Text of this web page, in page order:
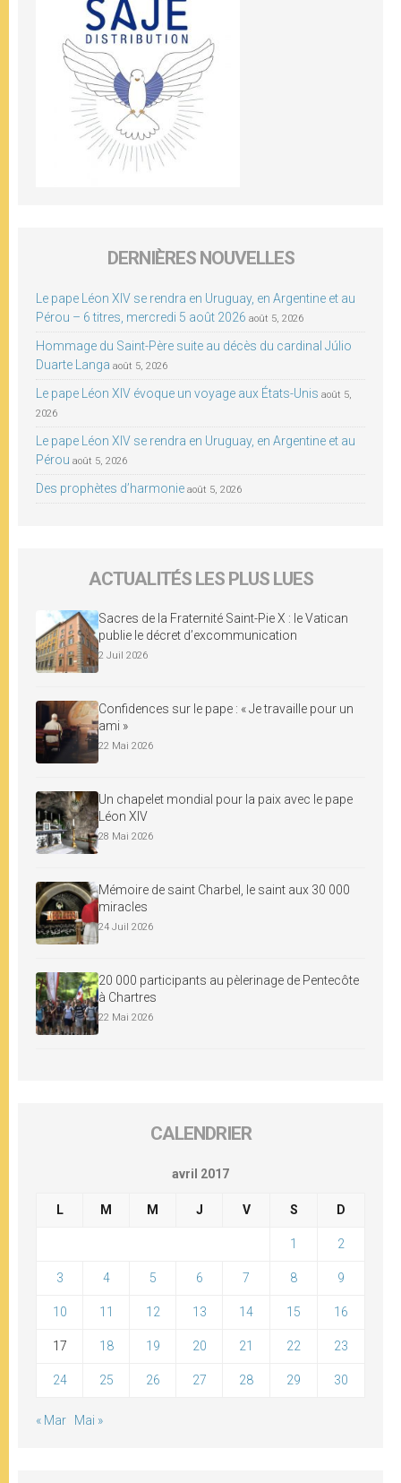
DERNIÈRES NOUVELLES
Le pape Léon XIV se rendra en Uruguay, en Argentine et au
Pérou – 6 titres, mercredi 5 août 2026 août 5, 2026
Hommage du Saint-Père suite au décès du cardinal Júlio
Duarte Langa août 5, 2026
Le pape Léon XIV évoque un voyage aux États-Unis août 5,
2026
Le pape Léon XIV se rendra en Uruguay, en Argentine et au
Pérou août 5, 2026
Des prophètes d’harmonie août 5, 2026
ACTUALITÉS LES PLUS LUES
Sacres de la Fraternité Saint-Pie X : le Vatican
publie le décret d’excommunication
2 Juil 2026
Confidences sur le pape : « Je travaille pour un
ami »
22 Mai 2026
Un chapelet mondial pour la paix avec le pape
Léon XIV
28 Mai 2026
Mémoire de saint Charbel, le saint aux 30 000
miracles
24 Juil 2026
20 000 participants au pèlerinage de Pentecôte
à Chartres
22 Mai 2026
CALENDRIER
avril 2017
L M M J V S D
1 2
3 4 5 6 7 8 9
10 11 12 13 14 15 16
17 18 19 20 21 22 23
24 25 26 27 28 29 30
« Mar Mai »